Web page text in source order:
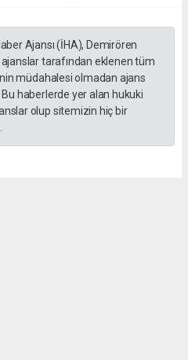
Ajansı (İHA), Demirören
ajanslar tarafından eklenen tüm
müdahalesi olmadan ajans
haberlerde yer alan hukuki
olup sitemizin hiç bir